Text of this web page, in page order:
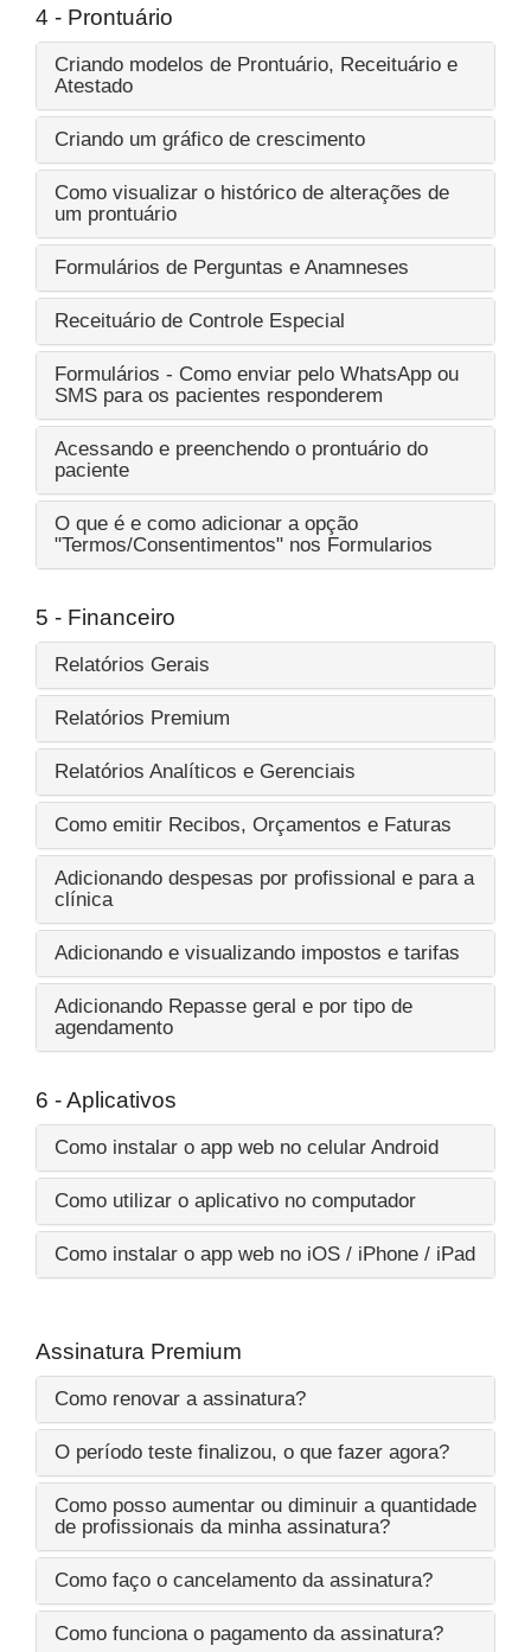
4 - Prontuário
Criando modelos de Prontuário, Receituário e
Atestado
Criando um gráfico de crescimento
Como visualizar o histórico de alterações de
um prontuário
Formulários de Perguntas e Anamneses
Receituário de Controle Especial
Formulários - Como enviar pelo WhatsApp ou
SMS para os pacientes responderem
Acessando e preenchendo o prontuário do
paciente
O que é e como adicionar a opção
"Termos/Consentimentos" nos Formularios
5 - Financeiro
Relatórios Gerais
Relatórios Premium
Relatórios Analíticos e Gerenciais
Como emitir Recibos, Orçamentos e Faturas
Adicionando despesas por profissional e para a
clínica
Adicionando e visualizando impostos e tarifas
Adicionando Repasse geral e por tipo de
agendamento
6 - Aplicativos
Como instalar o app web no celular Android
Como utilizar o aplicativo no computador
Como instalar o app web no iOS / iPhone / iPad
Assinatura Premium
Como renovar a assinatura?
O período teste finalizou, o que fazer agora?
Como posso aumentar ou diminuir a quantidade
de profissionais da minha assinatura?
Como faço o cancelamento da assinatura?
Como funciona o pagamento da assinatura?